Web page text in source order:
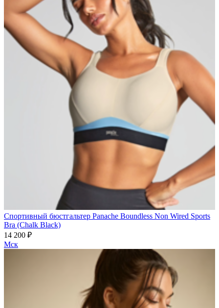
Спортивный бюстгальтер Panache Boundless Non Wired Sports
Bra (Chalk Black)
14 200 ₽
Мск